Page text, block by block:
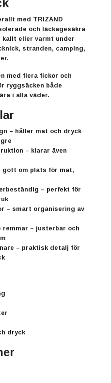
med TRIZAND
och läckagesäkra
kallt eller varmt under
stranden, camping,
med flera fickor och
ryggsäcken både
i alla väder.
– håller mat och dryck
– klarar även
gott om plats för mat,
– perfekt för
– smart organisering av
remmar – justerbar och
– praktisk detalj för
dryck